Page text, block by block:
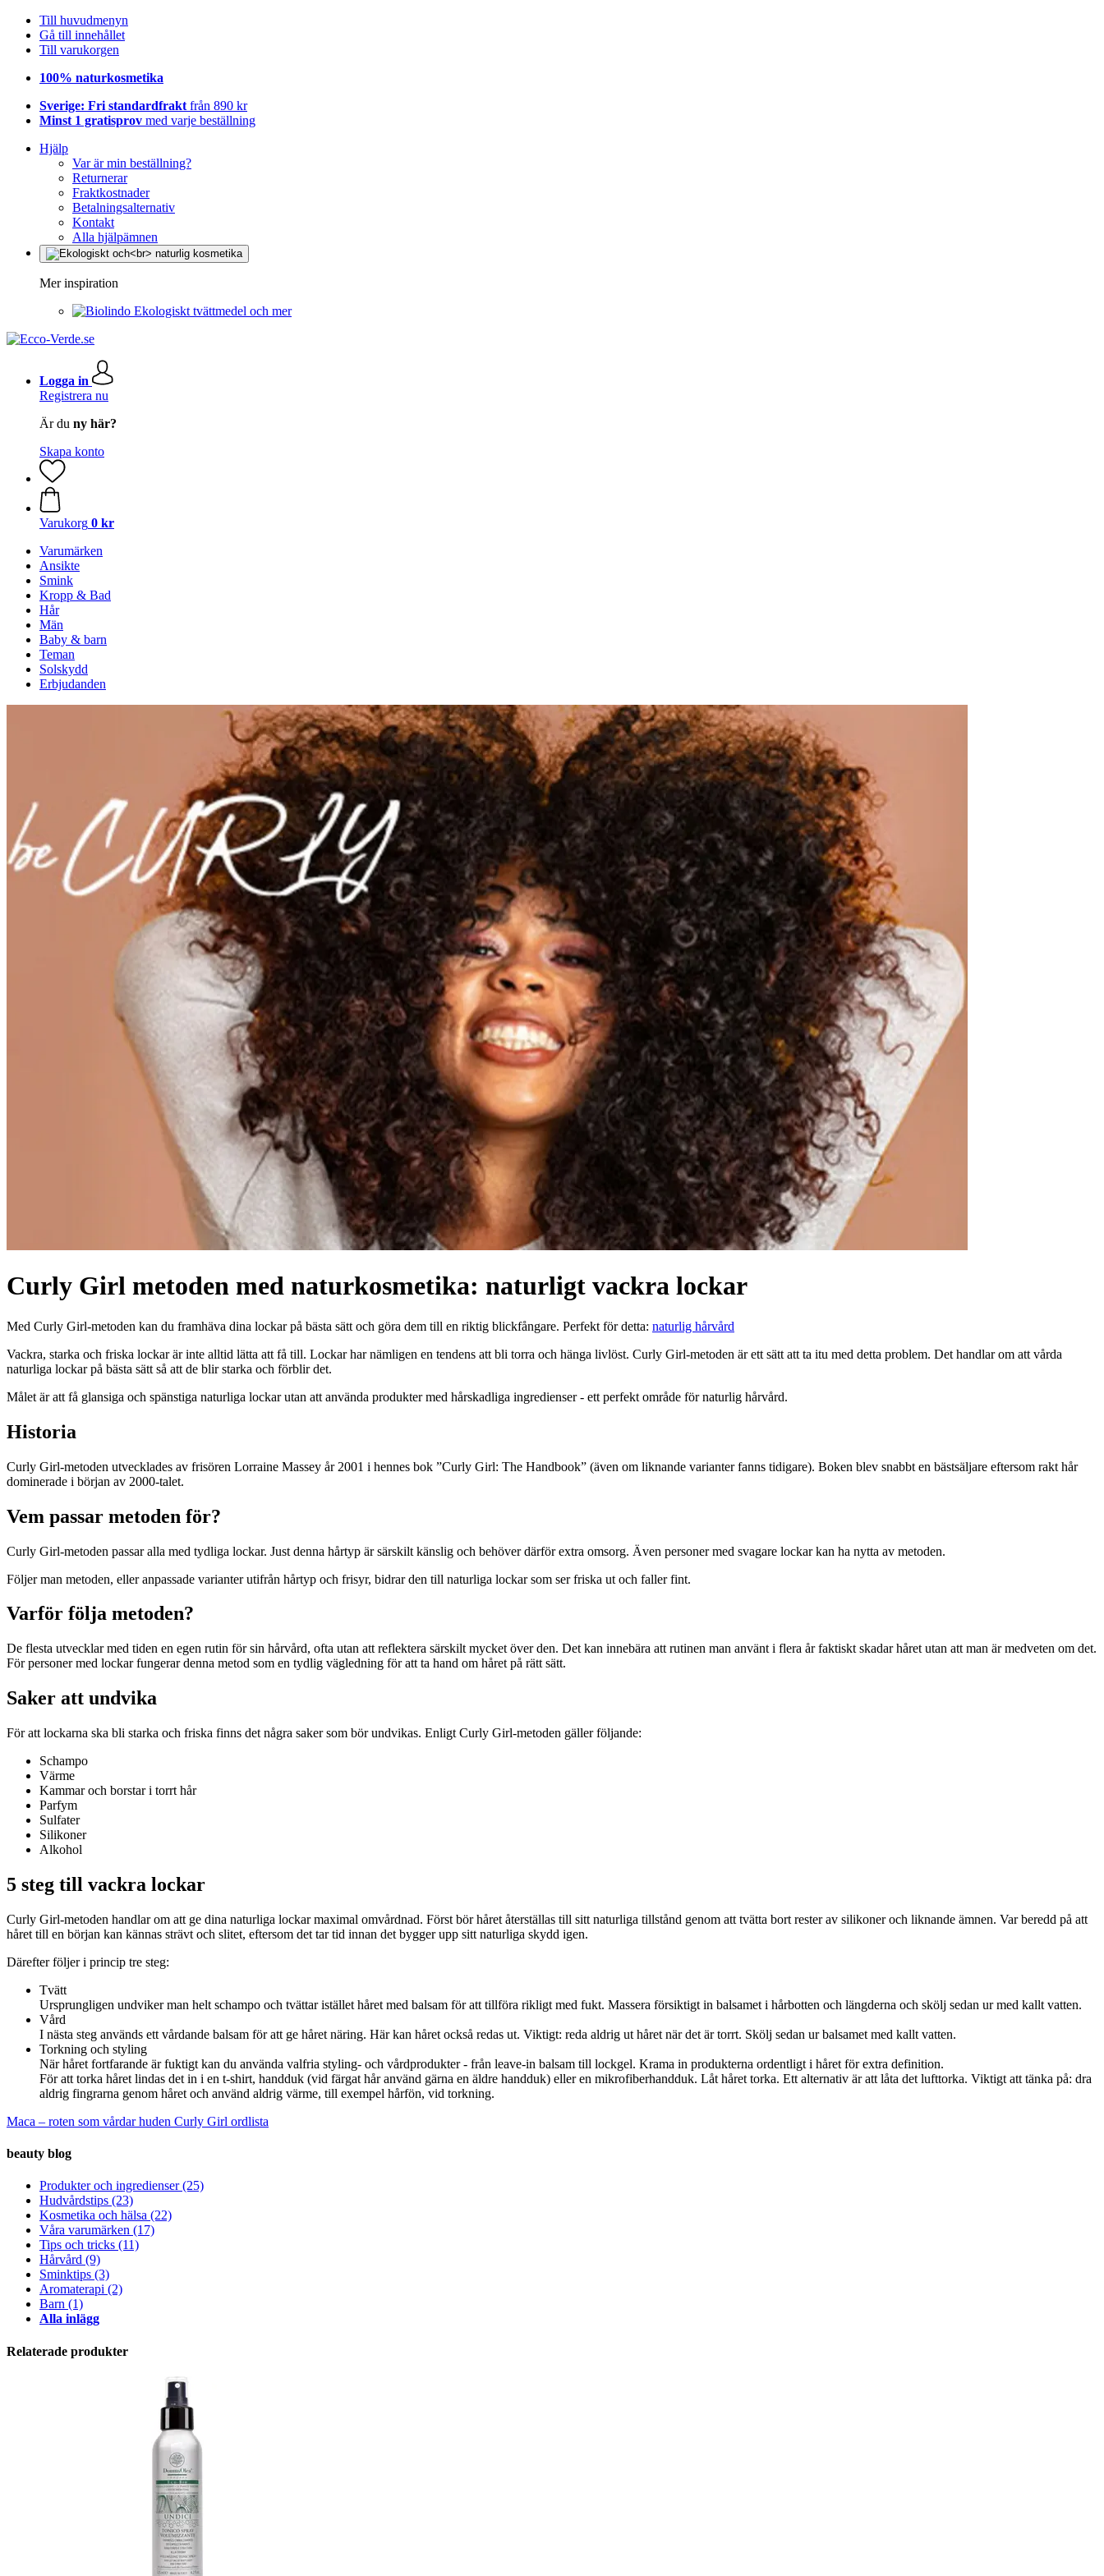
Till huvudmenyn
Gå till innehållet
Till varukorgen
100% naturkosmetika
Sverige: Fri standardfrakt från 890 kr
Minst 1 gratisprov med varje beställning
Hjälp
Var är min beställning?
Returnerar
Fraktkostnader
Betalningsalternativ
Kontakt
Alla hjälpämnen
Mer inspiration
Ekologiskt tvättmedel och mer
Logga in
Registrera nu
Är du ny här?
Skapa konto
Varukorg 0 kr
Varumärken
Ansikte
Smink
Kropp & Bad
Hår
Män
Baby & barn
Teman
Solskydd
Erbjudanden
Curly Girl metoden med naturkosmetika: naturligt vackra lockar
Med Curly Girl-metoden kan du framhäva dina lockar på bästa sätt och göra dem till en riktig blickfångare. Perfekt för detta: naturlig hårvård
Vackra, starka och friska lockar är inte alltid lätta att få till. Lockar har nämligen en tendens att bli torra och hänga livlöst. Curly Girl-metoden är ett sätt att ta itu med detta problem. Det handlar om att vårda
naturliga lockar på bästa sätt så att de blir starka och förblir det.
Målet är att få glansiga och spänstiga naturliga lockar utan att använda produkter med hårskadliga ingredienser - ett perfekt område för naturlig hårvård.
Historia
Curly Girl-metoden utvecklades av frisören Lorraine Massey år 2001 i hennes bok ”Curly Girl: The Handbook” (även om liknande varianter fanns tidigare). Boken blev snabbt en bästsäljare eftersom rakt hår
dominerade i början av 2000-talet.
Vem passar metoden för?
Curly Girl-metoden passar alla med tydliga lockar. Just denna hårtyp är särskilt känslig och behöver därför extra omsorg. Även personer med svagare lockar kan ha nytta av metoden.
Följer man metoden, eller anpassade varianter utifrån hårtyp och frisyr, bidrar den till naturliga lockar som ser friska ut och faller fint.
Varför följa metoden?
De flesta utvecklar med tiden en egen rutin för sin hårvård, ofta utan att reflektera särskilt mycket över den. Det kan innebära att rutinen man använt i flera år faktiskt skadar håret utan att man är medveten om det.
För personer med lockar fungerar denna metod som en tydlig vägledning för att ta hand om håret på rätt sätt.
Saker att undvika
För att lockarna ska bli starka och friska finns det några saker som bör undvikas. Enligt Curly Girl-metoden gäller följande:
Schampo
Värme
Kammar och borstar i torrt hår
Parfym
Sulfater
Silikoner
Alkohol
5 steg till vackra lockar
Curly Girl-metoden handlar om att ge dina naturliga lockar maximal omvårdnad. Först bör håret återställas till sitt naturliga tillstånd genom att tvätta bort rester av silikoner och liknande ämnen. Var beredd på att
håret till en början kan kännas strävt och slitet, eftersom det tar tid innan det bygger upp sitt naturliga skydd igen.
Därefter följer i princip tre steg:
Tvätt
Ursprungligen undviker man helt schampo och tvättar istället håret med balsam för att tillföra rikligt med fukt. Massera försiktigt in balsamet i hårbotten och längderna och skölj sedan ur med kallt vatten.
Vård
I nästa steg används ett vårdande balsam för att ge håret näring. Här kan håret också redas ut. Viktigt: reda aldrig ut håret när det är torrt. Skölj sedan ur balsamet med kallt vatten.
Torkning och styling
När håret fortfarande är fuktigt kan du använda valfria styling- och vårdprodukter - från leave-in balsam till lockgel. Krama in produkterna ordentligt i håret för extra definition.
För att torka håret lindas det in i en t-shirt, handduk (vid färgat hår använd gärna en äldre handduk) eller en mikrofiberhandduk. Låt håret torka. Ett alternativ är att låta det lufttorka. Viktigt att tänka på: dra
aldrig fingrarna genom håret och använd aldrig värme, till exempel hårfön, vid torkning.
Maca – roten som vårdar huden Curly Girl ordlista
beauty blog
Produkter och ingredienser(25)
Hudvårdstips (23)
Kosmetika och hälsa (22)
Våra varumärken (17)
Tips och tricks (11)
Hårvård (9)
Sminktips (3)
Aromaterapi (2)
Barn (1)
Alla inlägg
Relaterade produkter